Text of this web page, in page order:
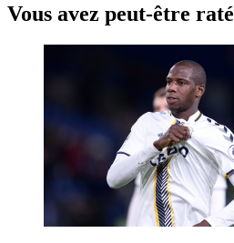
Vous avez peut-être raté